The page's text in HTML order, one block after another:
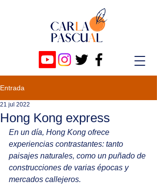
Entrada
Hong Kong express
21 jul 2022
En un día, Hong Kong ofrece
experiencias contrastantes: tanto
paisajes naturales, como un puñado de
construcciones de varias épocas y
mercados callejeros.